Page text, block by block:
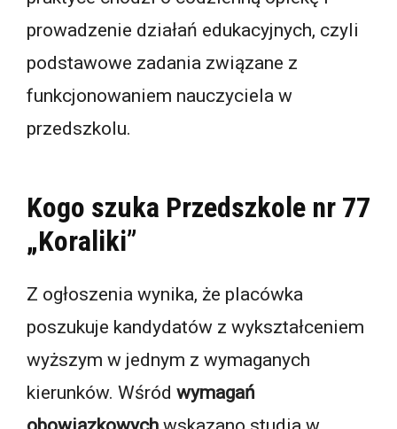
prowadzenie działań edukacyjnych, czyli
podstawowe zadania związane z
funkcjonowaniem nauczyciela w
przedszkolu.
Kogo szuka Przedszkole nr 77
„Koraliki”
Z ogłoszenia wynika, że placówka
poszukuje kandydatów z wykształceniem
wyższym w jednym z wymaganych
kierunków. Wśród wymagań